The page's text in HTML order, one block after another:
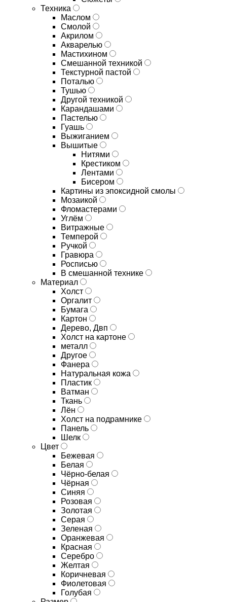
Техника
Маслом
Смолой
Акрилом
Акварелью
Мастихином
Смешанной техникой
Текстурной пастой
Поталью
Тушью
Другой техникой
Карандашами
Пастелью
Гуашь
Выжиганием
Вышитые
Нитями
Крестиком
Лентами
Бисером
Картины из эпоксидной смолы
Мозаикой
Фломастерами
Углём
Витражные
Темперой
Ручкой
Гравюра
Росписью
В смешанной технике
Материал
Холст
Оргалит
Бумага
Картон
Дерево, Двп
Холст на картоне
металл
Другое
Фанера
Натуральная кожа
Пластик
Ватман
Ткань
Лён
Холст на подрамнике
Панель
Шелк
Цвет
Бежевая
Белая
Чёрно-белая
Чёрная
Синяя
Розовая
Золотая
Серая
Зеленая
Оранжевая
Красная
Серебро
Желтая
Коричневая
Фиолетовая
Голубая